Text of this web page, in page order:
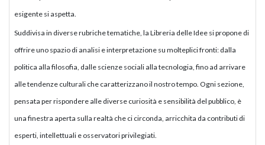
esigente si aspetta.
Suddivisa in diverse rubriche tematiche, la Libreria delle Idee si propone di
offrire uno spazio di analisi e interpretazione su molteplici fronti: dalla
politica alla filosofia, dalle scienze sociali alla tecnologia, fino ad arrivare
alle tendenze culturali che caratterizzano il nostro tempo. Ogni sezione,
pensata per rispondere alle diverse curiosità e sensibilità del pubblico, è
una finestra aperta sulla realtà che ci circonda, arricchita da contributi di
esperti, intellettuali e osservatori privilegiati.